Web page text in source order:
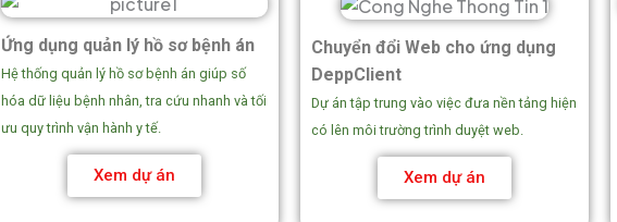
Ứng dụng quản lý hồ sơ bệnh án
Hệ thống quản lý hồ sơ bệnh án giúp số
hóa dữ liệu bệnh nhân, tra cứu nhanh và tối
ưu quy trình vận hành y tế.
Xem dự án
Chuyển đổi Web cho ứng dụng
DeppClient
Dự án tập trung vào việc đưa nền tảng hiện
có lên môi trường trình duyệt web.
Xem dự án